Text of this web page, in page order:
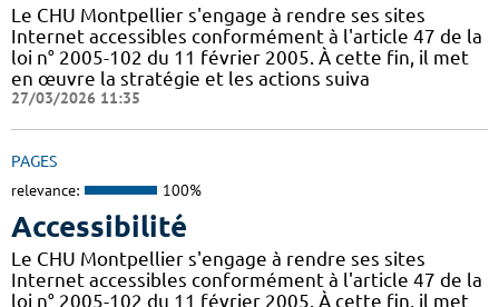
Le CHU Montpellier s'engage à rendre ses sites
Internet accessibles conformément à l'article 47 de la
loi n° 2005-102 du 11 février 2005. À cette fin, il met
en œuvre la stratégie et les actions suiva
27/03/2026 11:35
PAGES
relevance: 100%
Accessibilité
Le CHU Montpellier s'engage à rendre ses sites
Internet accessibles conformément à l'article 47 de la
loi n° 2005-102 du 11 février 2005. À cette fin, il met